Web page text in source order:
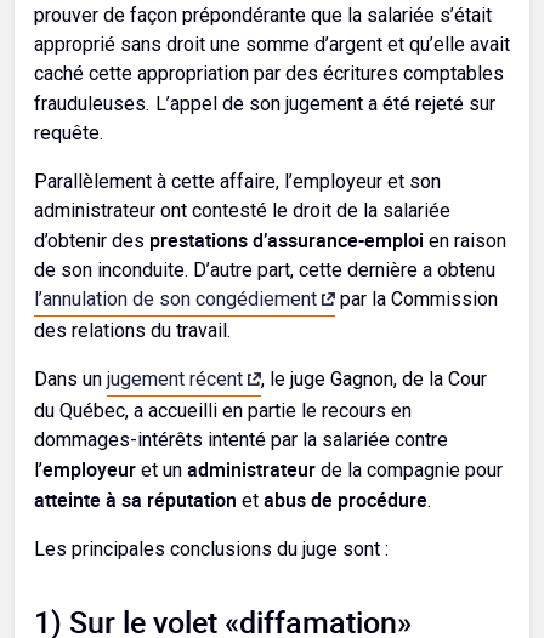
prouver de façon prépondérante que la salariée s’était
approprié sans droit une somme d’argent et qu’elle avait
caché cette appropriation par des écritures comptables
frauduleuses. L’appel de son jugement a été rejeté sur
requête.
Parallèlement à cette affaire, l’employeur et son
administrateur ont contesté le droit de la salariée
d’obtenir des prestations d’assurance-emploi en raison
de son inconduite. D’autre part, cette dernière a obtenu
l’annulation de son congédiement
par la Commission
des relations du travail.
Dans un jugement récent
, le juge Gagnon, de la Cour
du Québec, a accueilli en partie le recours en
dommages-intérêts intenté par la salariée contre
l’employeur et un administrateur de la compagnie pour
atteinte à sa réputation et abus de procédure.
Les principales conclusions du juge sont :
1) Sur le volet «diffamation»